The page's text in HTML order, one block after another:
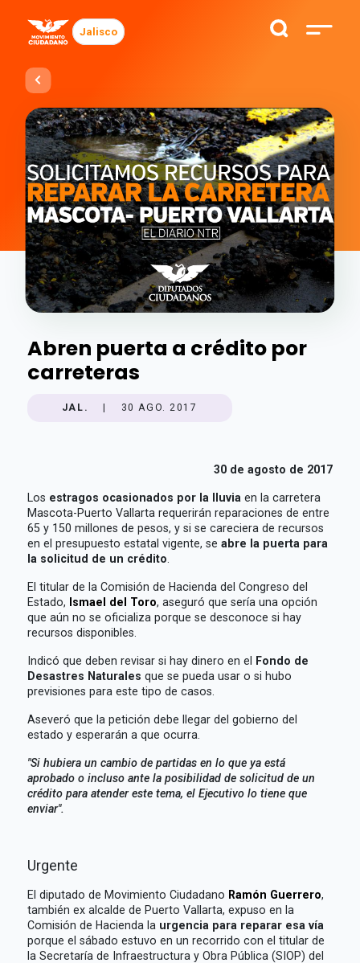
Jalisco
Abren puerta a crédito por
carreteras
JAL. 30 AGO. 2017
30 de agosto de 2017
Los estragos ocasionados por la lluvia en la carretera
Mascota-Puerto Vallarta requerirán reparaciones de entre
65 y 150 millones de pesos, y si se careciera de recursos
en el presupuesto estatal vigente, se abre la puerta para
la solicitud de un crédito
El titular de la Comisión de Hacienda del Congreso del
Estado, Ismael del Toro, aseguró que sería una opción
que aún no se oficializa porque se desconoce si hay
recursos disponibles.
Indicó que deben revisar si hay dinero en el Fondo de
Desastres Naturales que se pueda usar o si hubo
previsiones para este tipo de casos.
Aseveró que la petición debe llegar del gobierno del
estado y esperarán a que ocurra.
"Si hubiera un cambio de partidas en lo que ya está
aprobado o incluso ante la posibilidad de solicitud de un
crédito para atender este tema, el Ejecutivo lo tiene que
enviar".
Urgente
El diputado de Movimiento Ciudadano Ramón Guerrero,
también ex alcalde de Puerto Vallarta, expuso en la
Comisión de Hacienda la urgencia para reparar esa vía
porque el sábado estuvo en un recorrido con el titular de
la Secretaría de Infraestructura y Obra Pública (SIOP) del